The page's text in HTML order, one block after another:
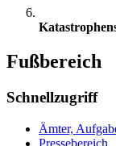
Fußbereich
Schnellzugriff
Ämter,
Pressebereich